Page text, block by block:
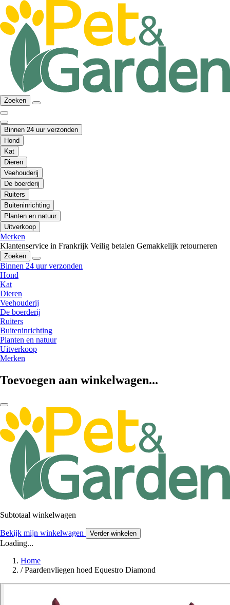
Zoeken
Binnen 24 uur verzonden
Hond
Kat
Dieren
Veehouderij
De boerderij
Ruiters
Buiteninrichting
Planten en natuur
Uitverkoop
Merken
Klantenservice in Frankrijk Veilig betalen Gemakkelijk retourneren
Zoeken
Binnen 24 uur verzonden
Hond
Kat
Dieren
Veehouderij
De boerderij
Ruiters
Buiteninrichting
Planten en natuur
Uitverkoop
Merken
Toevoegen aan winkelwagen...
Subtotaal winkelwagen
Bekijk mijn winkelwagen Verder winkelen
Loading...
Home
/ Paardenvliegen hoed Equestro Diamond